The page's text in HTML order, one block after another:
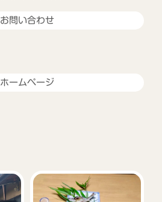
お問い合わせ
ホームページ